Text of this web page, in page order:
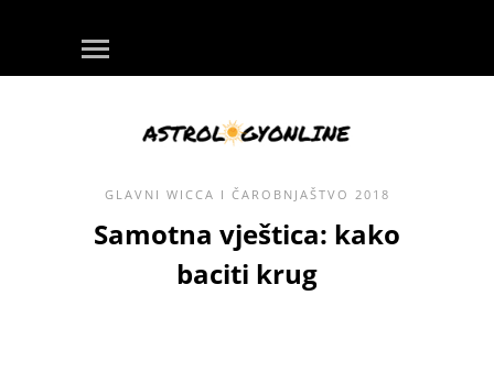
GLAVNI WICCA I ČAROBNJAŠTVO 2018
Samotna vještica: kako
baciti krug